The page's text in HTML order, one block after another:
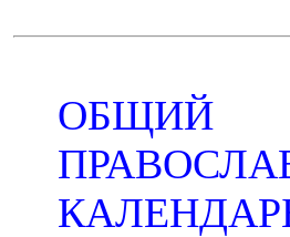
ОБЩИЙ